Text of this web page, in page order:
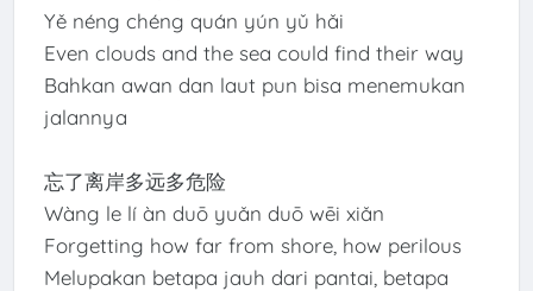
Yě néng chéng quán yún yǔ hǎi
Even clouds and the sea could find their way
Bahkan awan dan laut pun bisa menemukan
jalannya
忘了离岸多远多危险
Wàng le lí àn duō yuǎn duō wēi xiǎn
Forgetting how far from shore, how perilous
Melupakan betapa jauh dari pantai, betapa